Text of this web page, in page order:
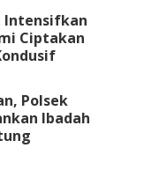
Intensifkan
Ciptakan
Polsek
Ibadah